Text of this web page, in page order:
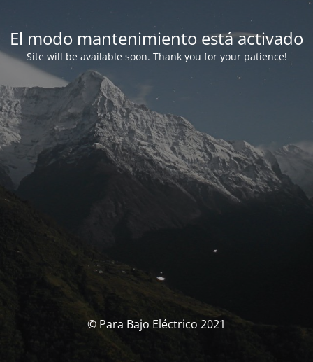
El modo mantenimiento está activado
Site will be available soon. Thank you for your patience!
© Para Bajo Eléctrico 2021